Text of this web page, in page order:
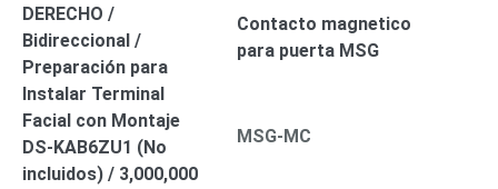
DERECHO /
Bidireccional /
Preparación para
Instalar Terminal
Facial con Montaje
DS-KAB6ZU1 (No
incluidos) / 3,000,000
Contacto magnetico
para puerta MSG
MSG-MC